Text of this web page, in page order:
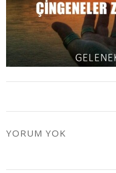
YORUM YOK